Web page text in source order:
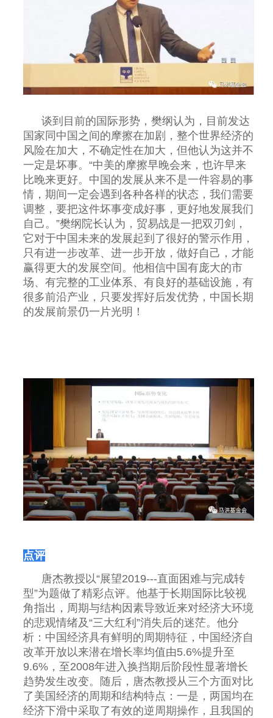
谈到目前的国际形势，樊纲认为，目前发达
国家同中国之间的摩擦在加剧，整个世界经济的
风险在加大，不确定性在加大，但他认为这并不
一定是坏事。“中美的摩擦早晚会来，也许早来
比晚来更好。中国的发展从来不是一件容易的事
情，期间一定会遇到各种各样的状态，我们需要
调整，要把这件坏事变成好事，更好地发展我们
自己。”樊纲院长认为，贸易战是一把双刃剑，
它对于中国未来的发展起到了很好的警示作用，
只有进一步改革、进一步开放，做好自己，才能
赢得更大的发展空间。他相信中国有庞大的市
场、有完整的工业体系、有良好的基础设施，有
很多前沿产业，只要发挥好后发优势，中国长期
的发展前景仍一片光明！
点评
唐杰教授以“展望2019---直面困难与完成转
型”为题做了精彩点评。他基于长期国际比较视
角指出，周期与结构因素导致近来对经济大环境
的悲观情绪及“三大红利”消失后的迷茫。他分
析：中国经济具有鲜明的周期特征，中国经济自
改革开放以来潜在增长率均值由5.6%提升至
9.6%，至2008年进入换挡期后阶段性显著增长
趋势发生改变。随后，唐杰教授从三个方面对比
了美国经济的周期和结构特点：一是，两国均在
经济下滑中采取了有效的逆周期操作，且我国的